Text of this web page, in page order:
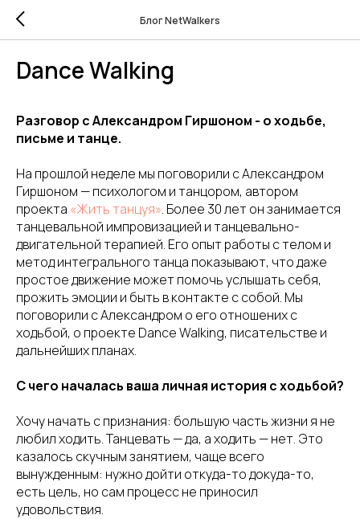
Блог NetWalkers
Dance Walking
Разговор с Александром Гиршоном - о ходьбе,
письме и танце.
На прошлой неделе мы поговорили с Александром
Гиршоном — психологом и танцором, автором
проекта «Жить танцуя». Более 30 лет он занимается
танцевальной импровизацией и танцевально-
двигательной терапией. Его опыт работы с телом и
метод интегрального танца показывают, что даже
простое движение может помочь услышать себя,
прожить эмоции и быть в контакте с собой. Мы
поговорили с Александром о его отношених с
ходьбой, о проекте Dance Walking, писательстве и
дальнейших планах.
С чего началась ваша личная история с ходьбой?
Хочу начать с признания: большую часть жизни я не
любил ходить. Танцевать — да, а ходить — нет. Это
казалось скучным занятием, чаще всего
вынужденным: нужно дойти откуда-то докуда-то,
есть цель, но сам процесс не приносил
удовольствия.